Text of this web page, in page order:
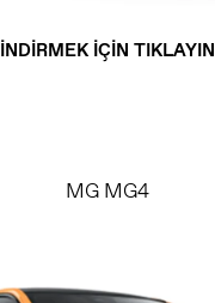
İNDİRMEK İÇİN TIKLAYIN
MG MG4